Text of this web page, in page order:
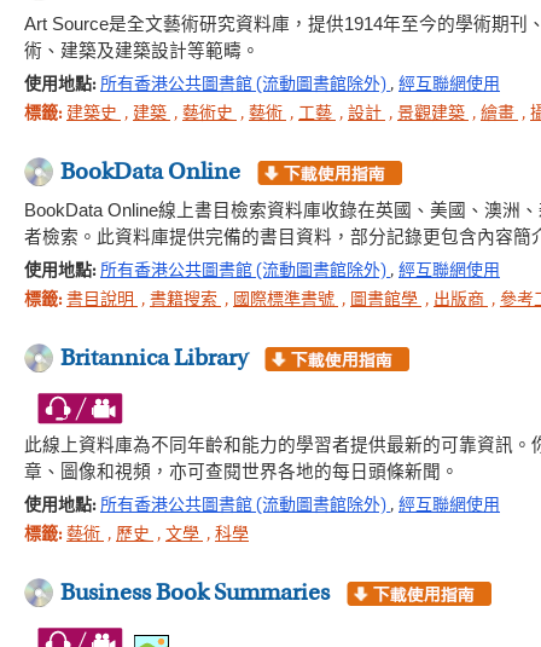
Art Source是全文藝術研究資料庫，提供1914年至今的學術期
術、建築及建築設計等範疇。
使用地點: 所有香港公共圖書館 (流動圖書館除外) , 經互聯網使用
標籤: 建築史 , 建築 , 藝術史 , 藝術 , 工藝 , 設計 , 景觀建築 , 繪畫 ,
BookData Online
BookData Online線上書目檢索資料庫收錄在英國、美國、澳洲
者檢索。此資料庫提供完備的書目資料，部分記錄更包含內容簡
使用地點: 所有香港公共圖書館 (流動圖書館除外) , 經互聯網使用
標籤: 書目說明 , 書籍搜索 , 國際標準書號 , 圖書館學 , 出版商 , 參考
Britannica Library
此線上資料庫為不同年齡和能力的學習者提供最新的可靠資訊
章、圖像和視頻，亦可查閱世界各地的每日頭條新聞。
使用地點: 所有香港公共圖書館 (流動圖書館除外) , 經互聯網使用
標籤: 藝術 , 歷史 , 文學 , 科學
Business Book Summaries